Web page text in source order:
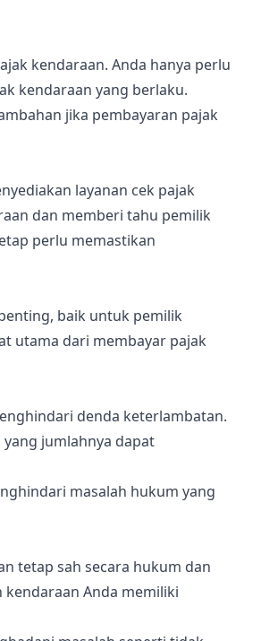
kendaraan. Anda hanya perlu
kendaraan yang berlaku.
jika pembayaran pajak
layanan cek pajak
dan memberi tahu pemilik
perlu memastikan
baik untuk pemilik
utama dari membayar pajak
denda keterlambatan.
jumlahnya dapat
masalah hukum yang
tetap sah secara hukum dan
Anda memiliki